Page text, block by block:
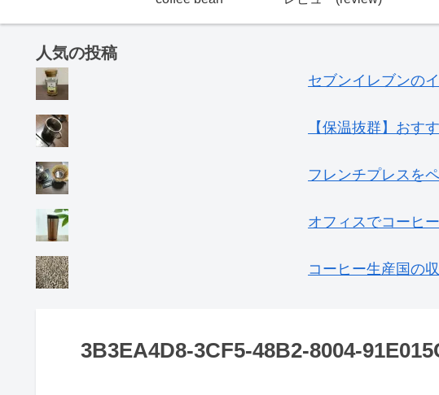
人気の投稿
セブンイレブンの
【保温抜群】おす
フレンチプレスを
オフィスでコーヒ
コーヒー生産国の
3B3EA4D8-3CF5-48B2-8004-